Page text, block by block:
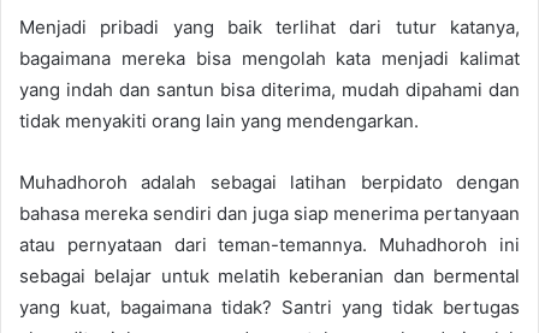
Menjadi pribadi yang baik terlihat dari tutur katanya,
bagaimana mereka bisa mengolah kata menjadi kalimat
yang indah dan santun bisa diterima, mudah dipahami dan
tidak menyakiti orang lain yang mendengarkan.
Muhadhoroh adalah sebagai latihan berpidato dengan
bahasa mereka sendiri dan juga siap menerima pertanyaan
atau pernyataan dari teman-temannya. Muhadhoroh ini
sebagai belajar untuk melatih keberanian dan bermental
yang kuat, bagaimana tidak? Santri yang tidak bertugas